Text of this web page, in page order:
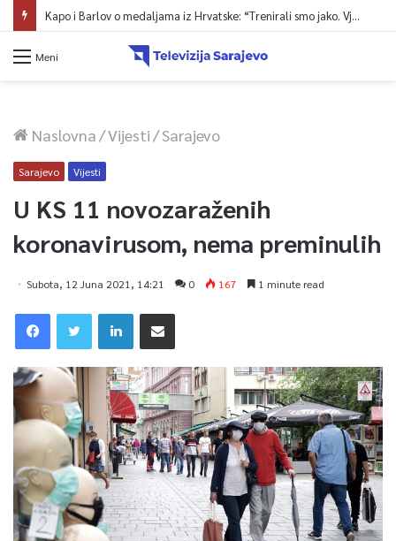
Kapo i Barlov o medaljama iz Hrvatske: “Trenirali smo jako. Vjerovali smo”
Meni
Naslovna/Vijesti/Sarajevo
Sarajevo Vijesti
U KS 11 novozaraženih
koronavirusom, nema preminulih
Subota, 12 Juna 2021, 14:21 0 167 1 minute read